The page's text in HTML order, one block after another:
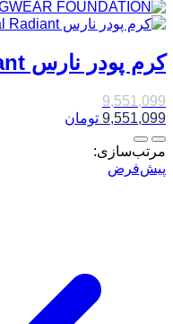
کرم پودر نارس Natural Radiant
9,551,099
9,551,099 تومان
مرتب‌سازی:
پیش‌فرض